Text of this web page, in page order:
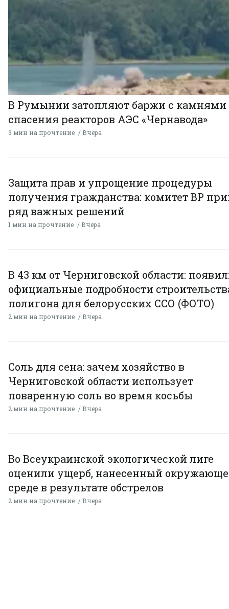
В Румынии затопляют баржи с камнями
спасения реакторов АЭС «Чернавода»
3 мин на прочтение Вчера
Защита прав и упрощение процедуры
получения гражданства: комитет ВР
ряд важных решений
1 мин на прочтение Вчера
В 43 км от Черниговской области:
официальные подробности
полигона для белорусских ССО (ФОТО)
2 мин на прочтение Вчера
Соль для сена: зачем хозяйство в
Черниговской области использует
поваренную соль во время косьбы
2 мин на прочтение Вчера
Во Всеукраинской экологической лиге
оценили ущерб, нанесенный
среде в результате обстрелов
2 мин на прочтение Вчера